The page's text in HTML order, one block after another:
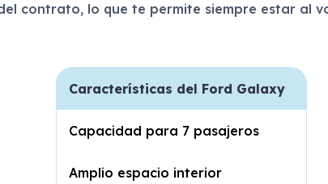
contrato, lo que te permite siempre estar al
Características del Ford Galaxy
Capacidad para 7 pasajeros
Amplio espacio interior